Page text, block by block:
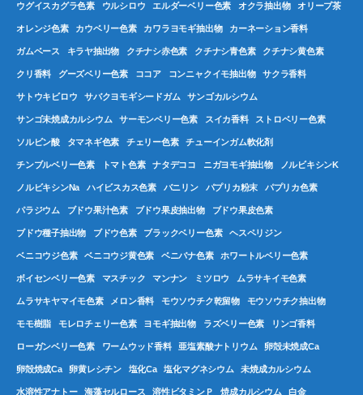
ウグイスカグラ色素 ウルシロウ エルダーベリー色素 オクラ抽出物 オリーブ茶
オレンジ色素 カウベリー色素 カワラヨモギ抽出物 カーネーション香料
ガムベース キラヤ抽出物 クチナシ赤色素 クチナシ青色素 クチナシ黄色素
クリ香料 グーズベリー色素 ココア コンニャクイモ抽出物 サクラ香料
サトウキビロウ サバクヨモギシードガム サンゴカルシウム
サンゴ未焼成カルシウム サーモンベリー色素 スイカ香料 ストロベリー色素
ソルビン酸 タマネギ色素 チェリー色素 チューインガム軟化剤
チンブルベリー色素 トマト色素 ナタデココ ニガヨモギ抽出物 ノルビキシンK
ノルビキシンNa ハイビスカス色素 バニリン パプリカ粉末 パプリカ色素
パラジウム ブドウ果汁色素 ブドウ果皮抽出物 ブドウ果皮色素
ブドウ種子抽出物 ブドウ色素 ブラックベリー色素 ヘスペリジン
ベニコウジ色素 ベニコウジ黄色素 ベニバナ色素 ホワートルベリー色素
ボイセンベリー色素 マスチック マンナン ミツロウ ムラサキイモ色素
ムラサキヤマイモ色素 メロン香料 モウソウチク乾留物 モウソウチク抽出物
モモ樹脂 モレロチェリー色素 ヨモギ抽出物 ラズベリー色素 リンゴ香料
ローガンベリー色素 ワームウッド香料 亜塩素酸ナトリウム 卵殻未焼成Ca
卵殻焼成Ca 卵黄レシチン 塩化Ca 塩化マグネシウム 未焼成カルシウム
水溶性アナトー 海藻セルロース 溶性ビタミンＰ 焼成カルシウム 白金